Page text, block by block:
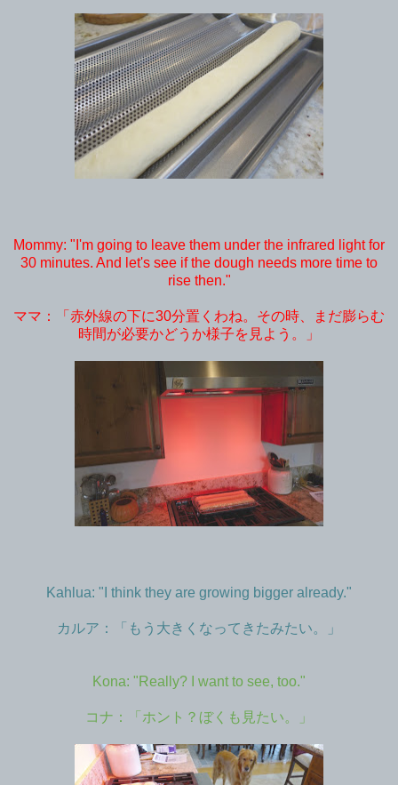
Mommy: "I'm going to leave them under the infrared light for
30 minutes. And let's see if the dough needs more time to
rise then."
ママ：「赤外線の下に30分置くわね。その時、まだ膨らむ
時間が必要かどうか様子を見よう。」
Kahlua: "I think they are growing bigger already."
カルア：「もう大きくなってきたみたい。」
Kona: "Really? I want to see, too."
コナ：「ホント？ぼくも見たい。」